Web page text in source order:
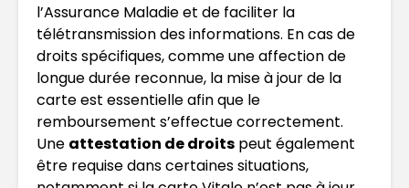
l’Assurance Maladie et de faciliter la
télétransmission des informations. En cas de
droits spécifiques, comme une affection de
longue durée reconnue, la mise à jour de la
carte est essentielle afin que le
remboursement s’effectue correctement.
Une attestation de droits peut également
être requise dans certaines situations,